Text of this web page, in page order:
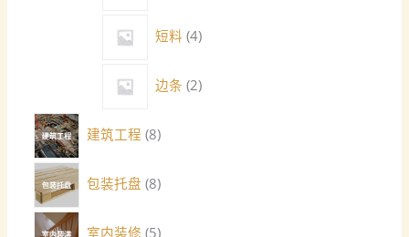
短料 4
边条 2
建筑工程 8
包装托盘 8
室内装修 5